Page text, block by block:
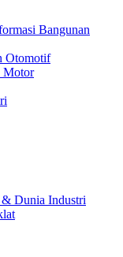
Bangunan
Otomotif
Motor
Dunia Industri